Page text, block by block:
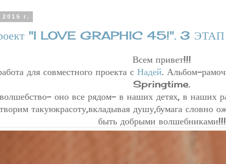
г.
"I LOVE GRAPHIC 45!". 3 ЭТАП и
Всем привет!!!
для совместного проекта с Надей. Альбом-
Springtime.
оно все рядом- в наших детях, в наших
такуюкрасоту,вкладывая душу,бумага словно
быть добрыми волшебниками!!!